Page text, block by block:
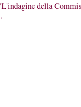
della